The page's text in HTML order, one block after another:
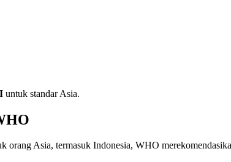
untuk standar Asia.
orang Asia, termasuk Indonesia, WHO